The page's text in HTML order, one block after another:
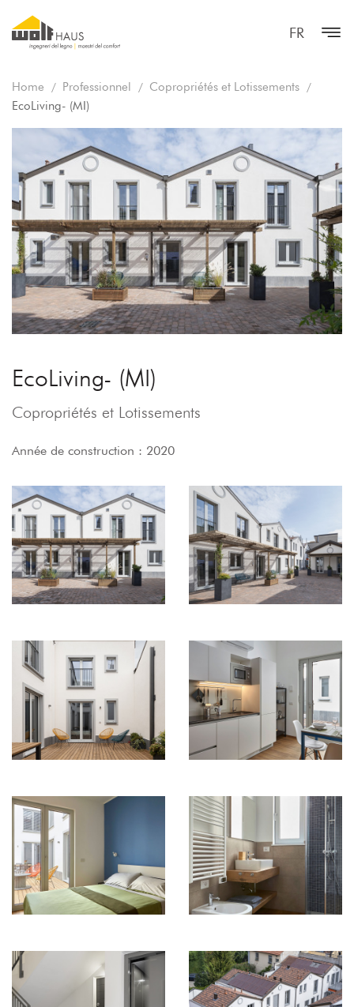
FR
Home Professionnel
Copropriétés et Lotissements
EcoLiving- (MI)
EcoLiving- (MI)
Copropriétés et Lotissements
Année de construction : 2020